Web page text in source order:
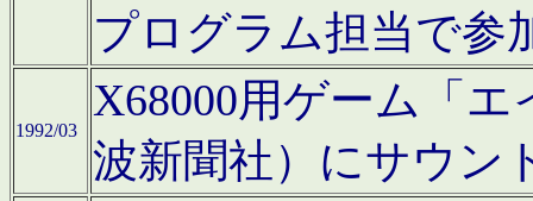
プログラム担当で参
1992/03
X68000用ゲーム「
波新聞社）にサウン